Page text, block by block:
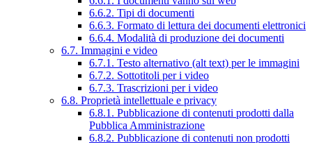
6.6.2. Tipi di documenti
6.6.3. Formato di lettura dei documenti elettronici
6.6.4. Modalità di produzione dei documenti
6.7. Immagini e video
6.7.1. Testo alternativo (alt text) per le immagini
6.7.2. Sottotitoli per i video
6.7.3. Trascrizioni per i video
6.8. Proprietà intellettuale e privacy
6.8.1. Pubblicazione di contenuti prodotti dalla
Pubblica Amministrazione
6.8.2. Pubblicazione di contenuti non prodotti